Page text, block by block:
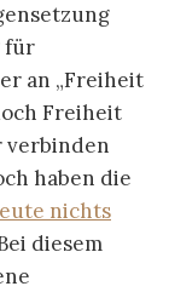
für
an „Freiheit
Freiheit
verbinden
haben die
nichts
diesem